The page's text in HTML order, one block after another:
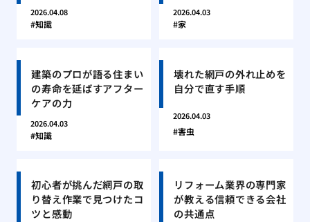
2026.04.08
知識
2026.04.03
家
建築のプロが語る住まい
の寿命を延ばすアフター
ケアの力
2026.04.03
知識
壊れた網戸の外れ止めを
自分で直す手順
2026.04.03
害虫
初心者が挑んだ網戸の取
り替え作業で見つけたコ
ツと感動
リフォーム業界の専門家
が教える信頼できる会社
の共通点